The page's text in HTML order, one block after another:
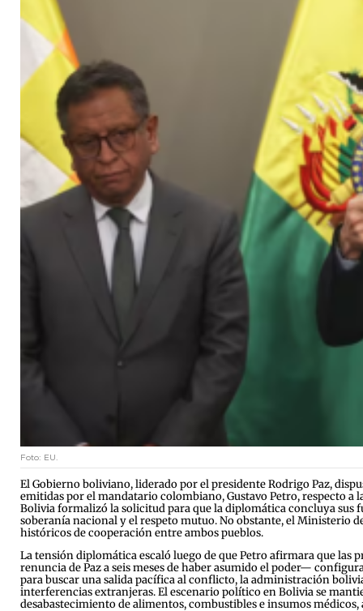
Foto: EU.
El Gobierno boliviano, liderado por el presidente Rodrigo Paz,
emitidas por el mandatario colombiano, Gustavo Petro, respecto
Bolivia formalizó la solicitud para que la diplomática concluya sus
soberanía nacional y el respeto mutuo. No obstante, el Ministerio
históricos de cooperación entre ambos pueblos.
La tensión diplomática escaló luego de que Petro afirmara que las
renuncia de Paz a seis meses de haber asumido el poder—
para buscar una salida pacífica al conflicto, la administración
interferencias extranjeras. El escenario político en Bolivia se
desabastecimiento de alimentos, combustibles e insumos